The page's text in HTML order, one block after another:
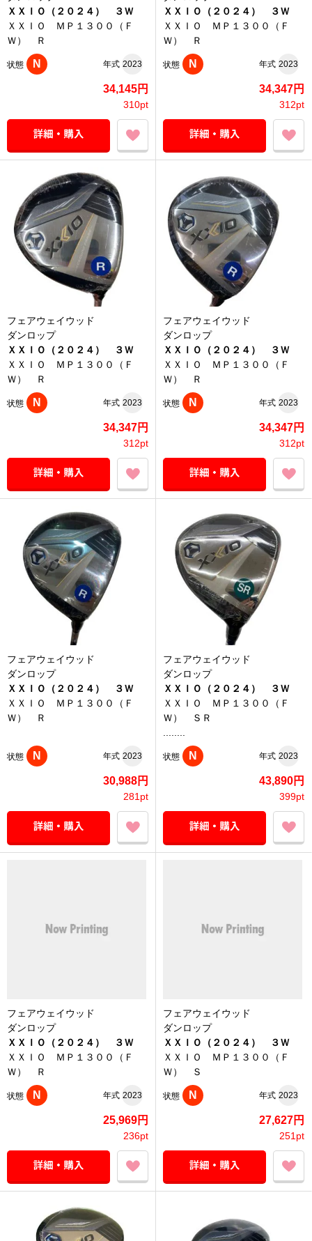
ＸＸＩＯ（２０２４） ３Ｗ
ＸＸＩＯ ＭＰ１３００（Ｆ
Ｗ） Ｒ
状態 N 年式 2023
34,145円
310pt
ＸＸＩＯ（２０２４） ３Ｗ
ＸＸＩＯ ＭＰ１３００（Ｆ
Ｗ） Ｒ
状態 N 年式 2023
34,347円
312pt
フェアウェイウッド
ダンロップ
ＸＸＩＯ（２０２４） ３Ｗ
ＸＸＩＯ ＭＰ１３００（Ｆ
Ｗ） Ｒ
状態 N 年式 2023
34,347円
312pt
フェアウェイウッド
ダンロップ
ＸＸＩＯ（２０２４） ３Ｗ
ＸＸＩＯ ＭＰ１３００（Ｆ
Ｗ） Ｒ
状態 N 年式 2023
34,347円
312pt
フェアウェイウッド
ダンロップ
ＸＸＩＯ（２０２４） ３Ｗ
ＸＸＩＯ ＭＰ１３００（Ｆ
Ｗ） Ｒ
状態 N 年式 2023
30,988円
281pt
フェアウェイウッド
ダンロップ
ＸＸＩＯ（２０２４） ３Ｗ
ＸＸＩＯ ＭＰ１３００（Ｆ
Ｗ） ＳＲ
........
状態 N 年式 2023
43,890円
399pt
フェアウェイウッド
ダンロップ
ＸＸＩＯ（２０２４） ３Ｗ
ＸＸＩＯ ＭＰ１３００（Ｆ
Ｗ） Ｒ
状態 N 年式 2023
25,969円
236pt
フェアウェイウッド
ダンロップ
ＸＸＩＯ（２０２４） ３Ｗ
ＸＸＩＯ ＭＰ１３００（Ｆ
Ｗ） Ｓ
状態 N 年式 2023
27,627円
251pt